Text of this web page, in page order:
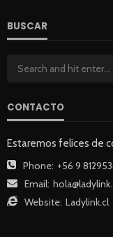
BUSCAR
CONTACTO
Estaremos felices de
Phone: +56 9
Email:
Website: Ladylink.cl